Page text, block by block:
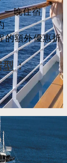
一晚住宿
的額外優惠折
型：